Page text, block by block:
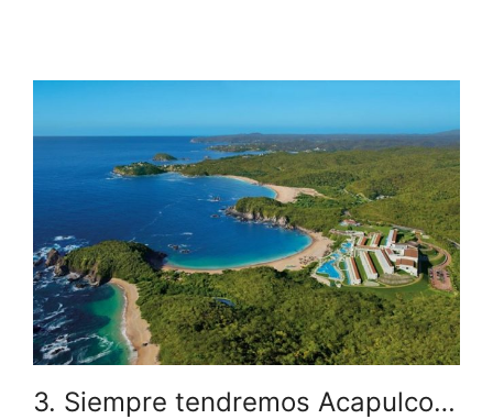
3. Siempre tendremos Acapulco…